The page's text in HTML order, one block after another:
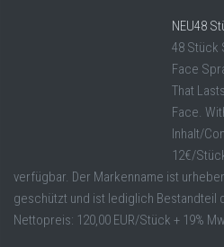
NEU48
48 Stück
Face
That
Face.
Inhalt/
12€/
verfügbar. Der Markenname ist
geschützt und ist lediglich Bestandteil
Nettopreis: 120,00 EUR/Stück + 19%